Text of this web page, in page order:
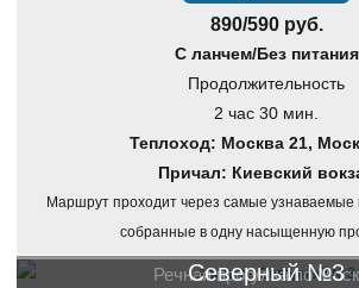
890/590 руб.
С ланчем/Без питания
Продолжительность
2 час 30 мин.
Теплоход: Москва 21,
Причал: Киевский
Маршрут проходит через самые
собранные в одну насыщенную
Речная прогулка по
Северный №3